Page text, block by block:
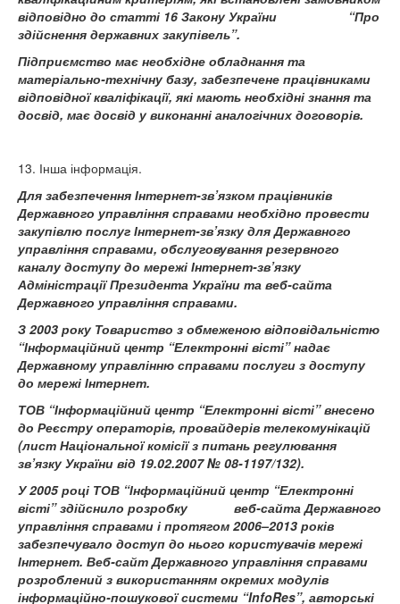
відповідно до статті 16 Закону України
“Про
здійснення державних закупівель”.
Підприємство має необхідне обладнання та
матеріально-технічну базу, забезпечене працівниками
відповідної кваліфікації, які мають необхідні знання та
досвід, має досвід у виконанні аналогічних договорів.
13. Інша інформація.
Для забезпечення Інтернет-зв’язком працівників
Державного управління справами необхідно провести
закупівлю послуг Інтернет-зв’язку для Державного
управління справами, обслуговування резервного
каналу доступу до мережі Інтернет-зв’язку
Адміністрації Президента України та веб-сайта
Державного управління справами.
З 2003 року Товариство з обмеженою відповідальністю
“Інформаційний центр “Електронні вісті” надає
Державному управлінню справами послуги з доступу
до мережі Інтернет.
ТОВ “Інформаційний центр “Електронні вісті” внесено
до Реєстру операторів, провайдерів телекомунікацій
(лист Національної комісії з питань регулювання
зв’язку України від 19.02.2007 № 08-1197/132).
У 2005 році ТОВ “Інформаційний центр “Електронні
вісті” здійснило розробку веб-сайта Державного
управління справами і протягом 2006–2013 років
забезпечувало доступ до нього користувачів мережі
Інтернет. Веб-сайт Державного управління справами
розроблений з використанням окремих модулів
інформаційно-пошукової системи “InfoRes”, авторські